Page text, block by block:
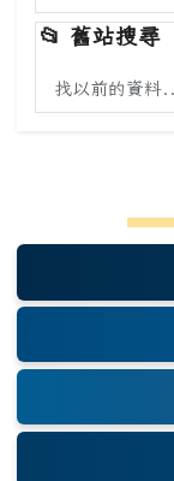
📂 舊站搜尋
搜尋舊站內容